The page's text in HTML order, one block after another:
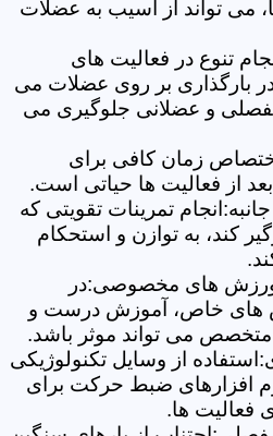
می تواند از آسیب به عضلات
تنوع در فعالیت های
بارگذاری بر روی عضلات می
و عضلانی جلوگیری می
زمان کافی برای
از فعالیت ها حیاتی است.
تمرینات تقویتی که
کند، به توازن و استحکام
های مخصوصی:در
های خاص، آموزش درست و
می تواند موثر باشد.
از وسایل تکنولوژیکی
افزارهای ضبط حرکت برای
فعالیت ها.